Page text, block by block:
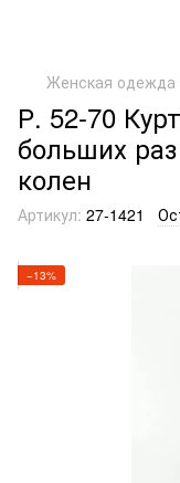
Женская одежда
Р. 52-70
больших
колен
Артикул: 27-1421
−13%